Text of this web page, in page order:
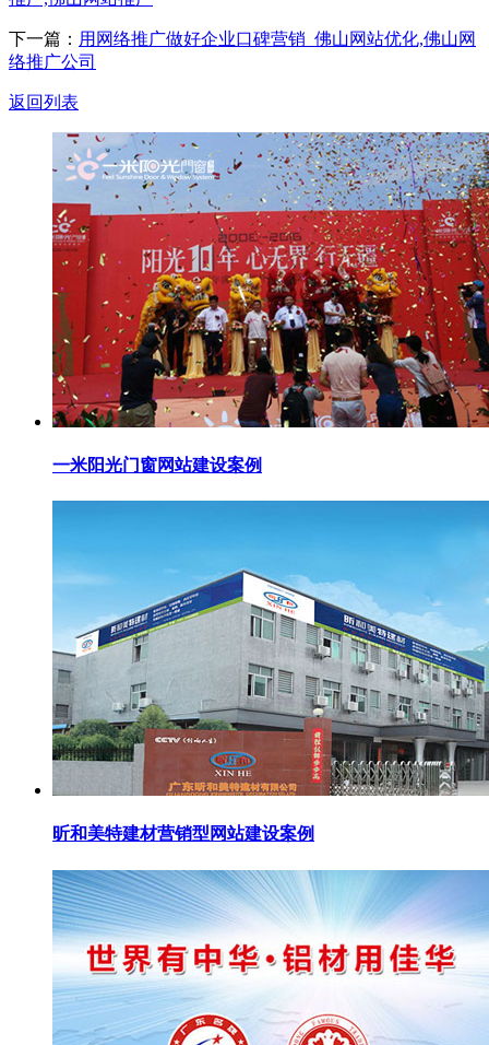
下一篇： 用网络推广做好企业口碑营销_佛山网站优化,佛山网
络推广公司
返回列表
一米阳光门窗网站建设案例
昕和美特建材营销型网站建设案例